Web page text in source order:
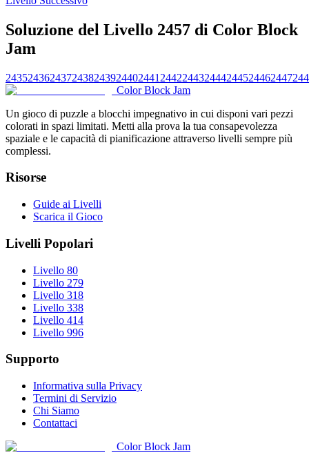
Soluzione del Livello 2457 di Color Block
Jam
2435243624372438243924402441 244224432444244524462447
Color Block Jam
Un gioco di puzzle a blocchi impegnativo in cui disponi vari pezzi
colorati in spazi limitati. Metti alla prova la tua consapevolezza
spaziale e le capacità di pianificazione attraverso livelli sempre più
complessi.
Risorse
Guide ai Livelli
Scarica il Gioco
Livelli Popolari
Livello 80
Livello 279
Livello 318
Livello 338
Livello 414
Livello 996
Supporto
Informativa sulla Privacy
Termini di Servizio
Chi Siamo
Contattaci
Color Block Jam